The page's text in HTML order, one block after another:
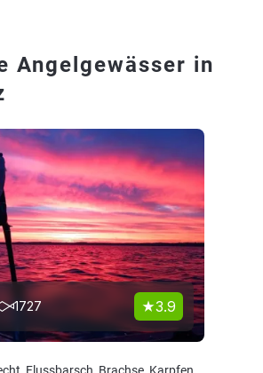
Angelgewässer in
1727 3.9